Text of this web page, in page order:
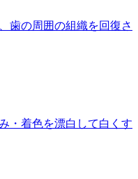
歯の周囲の組織を回復さ
・着色を漂白して白くす